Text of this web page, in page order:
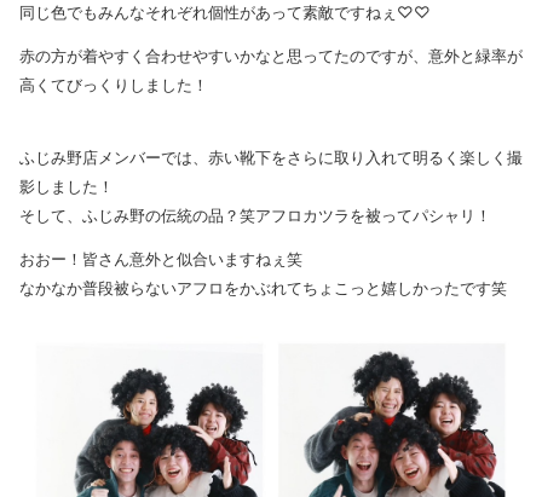
同じ色でもみんなそれぞれ個性があって素敵ですねぇ♡♡
赤の方が着やすく合わせやすいかなと思ってたのですが、意外と緑率が
高くてびっくりしました！
ふじみ野店メンバーでは、赤い靴下をさらに取り入れて明るく楽しく撮
影しました！
そして、ふじみ野の伝統の品？笑アフロカツラを被ってパシャリ！
おおー！皆さん意外と似合いますねぇ笑
なかなか普段被らないアフロをかぶれてちょこっと嬉しかったです笑